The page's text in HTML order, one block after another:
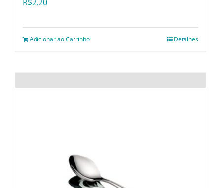
R$2,20
Adicionar ao Carrinho Detalhes